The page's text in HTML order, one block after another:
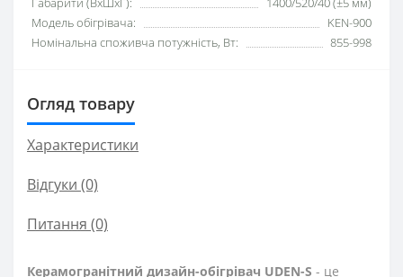
Модель обігрівача:
KEN-900
Номінальна споживча потужність, Вт:
855-998
Огляд товару
Характеристики
Відгуки (0)
Питання (0)
Керамогранітний дизайн-обігрівач UDEN-S - це